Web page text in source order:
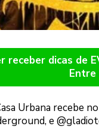
receber dicas de
Entre
Urbana recebe
e